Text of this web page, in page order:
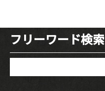
フリーワード検索